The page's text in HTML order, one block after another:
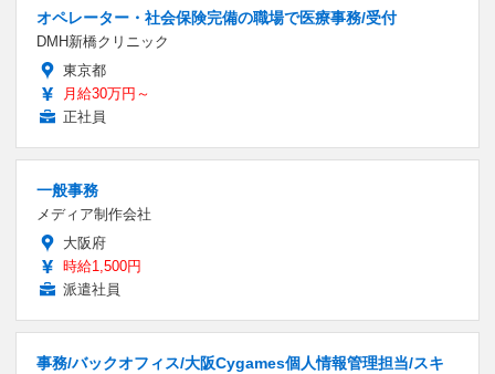
オペレーター・社会保険完備の職場で医療事務/受付
DMH新橋クリニック
東京都
月給30万円～
正社員
一般事務
メディア制作会社
大阪府
時給1,500円
派遣社員
事務/バックオフィス/大阪Cygames個人情報管理担当/スキ